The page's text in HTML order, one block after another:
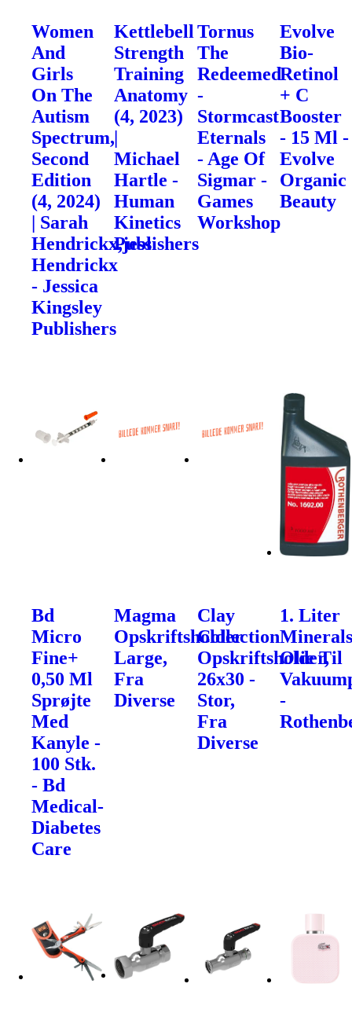
Women
And
Girls
On The
Autism
Spectrum,
Second
Edition
(4, 2024)
| Sarah
Hendrickx,jess
Hendrickx
- Jessica
Kingsley
Publishers
Kettlebell
Strength
Training
Anatomy
(4, 2023)
Michael
Hartle -
Human
Kinetics
Publishers
Tornus
The
Redeemed
-
Stormcast
Eternals
- Age Of
Sigmar -
Games
Workshop
Evolve
Bio-
Retinol
+ C
Booster
- 15 Ml -
Evolve
Organic
Beauty
Bd
Micro
Fine+
0,50 Ml
Sprøjte
Med
Kanyle -
100 Stk.
- Bd
Medical-
Diabetes
Care
Magma
Opskriftsholder
Large,
Fra
Diverse
Clay
Collection
Opskriftsholder,
26x30 -
Stor,
Fra
Diverse
1. Liter
Olie Til
-